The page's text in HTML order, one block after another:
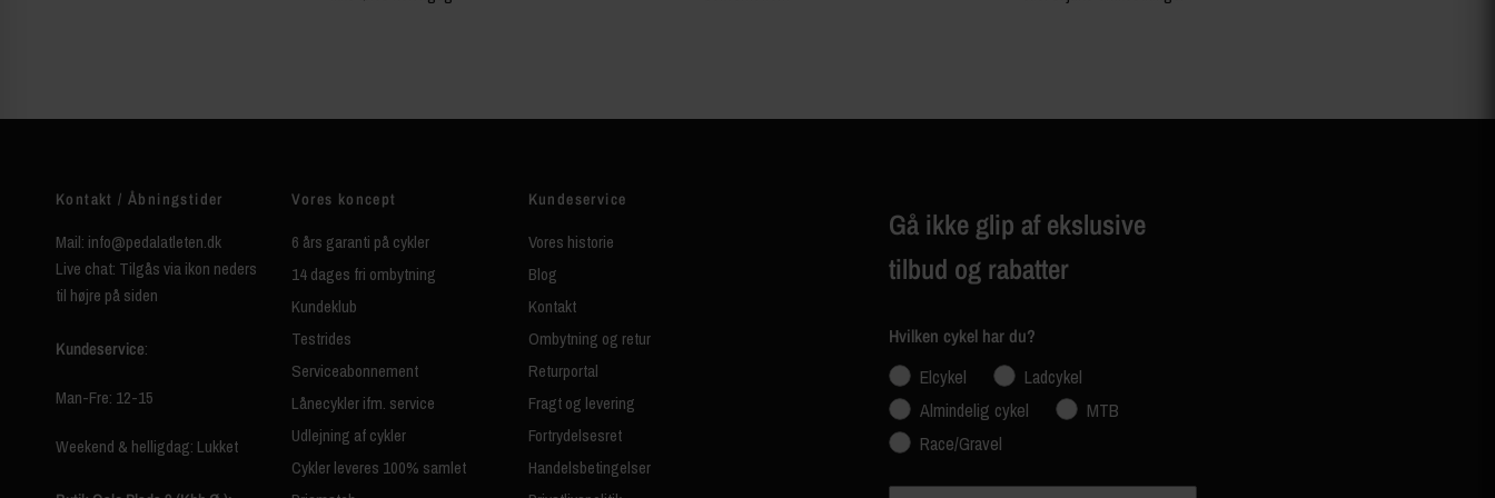
Kontakt / Åbningstider
Mail: info@pedalatleten.dk
Live chat: Tilgås via ikon neders
til højre på siden
Kundeservice:
Man-Fre: 12-15
Weekend & helligdag: Lukket
Vores koncept
6 års garanti på cykler
14 dages fri ombytning
Kundeklub
Testrides
Serviceabonnement
Lånecykler ifm. service
Udlejning af cykler
Cykler leveres 100% samlet
Kundeservice
Vores historie
Blog
Kontakt
Ombytning og retur
Returportal
Fragt og levering
Fortrydelsesret
Handelsbetingelser
Gå ikke glip af ekslusive
tilbud og rabatter
Hvilken cykel har du?
Elcykel
Ladcykel
Almindelig cykel
MTB
Race/Gravel